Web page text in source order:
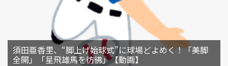
須田亜香里、“脚上げ始球式”に球場どよめく！「美脚
全開」「星飛雄馬を彷彿」【動画】